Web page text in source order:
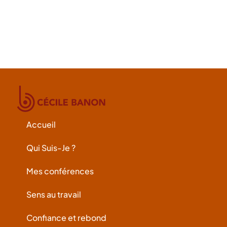
Accueil
Qui Suis-Je ?
Mes conférences
Sens au travail
Confiance et rebond